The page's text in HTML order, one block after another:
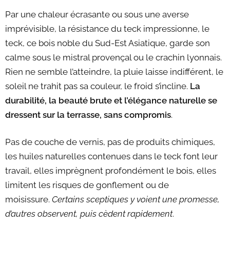
Par une chaleur écrasante ou sous une averse
imprévisible, la résistance du teck impressionne, le
teck, ce bois noble du Sud-Est Asiatique, garde son
calme sous le mistral provençal ou le crachin lyonnais.
Rien ne semble l’atteindre, la pluie laisse indifférent, le
soleil ne trahit pas sa couleur, le froid s’incline. La
durabilité, la beauté brute et l’élégance naturelle se
dressent sur la terrasse, sans compromis.
Pas de couche de vernis, pas de produits chimiques,
les huiles naturelles contenues dans le teck font leur
travail, elles imprègnent profondément le bois, elles
limitent les risques de gonflement ou de
moisissure. Certains sceptiques y voient une promesse,
d’autres observent, puis cèdent rapidement.